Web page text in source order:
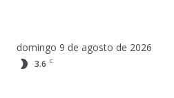
domingo 9 de agosto de 2026
3.6 C